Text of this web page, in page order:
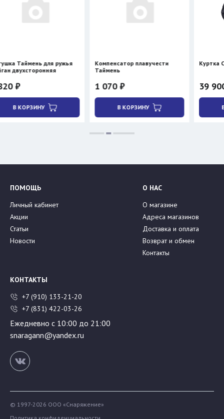
для ружья
Компенсатор плавучести
Куртка Сивера
39 900 ₽
ПОМОЩЬ
Личный кабинет
Акции
Статьи
Новости
О НАС
О магазине
Адреса магазинов
Доставка и оплата
Возврат и обмен
Контакты
КОНТАКТЫ
+7 (910) 133-21-20
+7 (831) 422-03-26
Ежедневно с 10:00 до 21:00
snaragann@yandex.ru
© 1997-2026 ООО «Снаряжение»